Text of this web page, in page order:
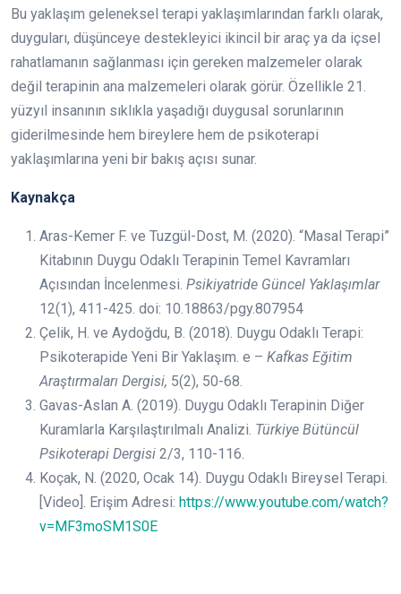
Bu yaklaşım geleneksel terapi yaklaşımlarından farklı olarak,
duyguları, düşünceye destekleyici ikincil bir araç ya da içsel
rahatlamanın sağlanması için gereken malzemeler olarak
değil terapinin ana malzemeleri olarak görür. Özellikle 21.
yüzyıl insanının sıklıkla yaşadığı duygusal sorunlarının
giderilmesinde hem bireylere hem de psikoterapi
yaklaşımlarına yeni bir bakış açısı sunar.
Kaynakça
Aras-Kemer F. ve Tuzgül-Dost, M. (2020). “Masal Terapi”
Kitabının Duygu Odaklı Terapinin Temel Kavramları
Açısından İncelenmesi. Psikiyatride Güncel Yaklaşımlar
12(1), 411-425. doi: 10.18863/pgy.807954
Çelik, H. ve Aydoğdu, B. (2018). Duygu Odaklı Terapi:
Psikoterapide Yeni Bir Yaklaşım. e – Kafkas Eğitim
Araştırmaları Dergisi, 5(2), 50-68.
Gavas-Aslan A. (2019). Duygu Odaklı Terapinin Diğer
Kuramlarla Karşılaştırılmalı Analizi. Türkiye Bütüncül
Psikoterapi Dergisi 2/3, 110-116.
Koçak, N. (2020, Ocak 14). Duygu Odaklı Bireysel Terapi.
[Video]. Erişim Adresi: https://www.youtube.com/watch?
v=MF3moSM1S0E